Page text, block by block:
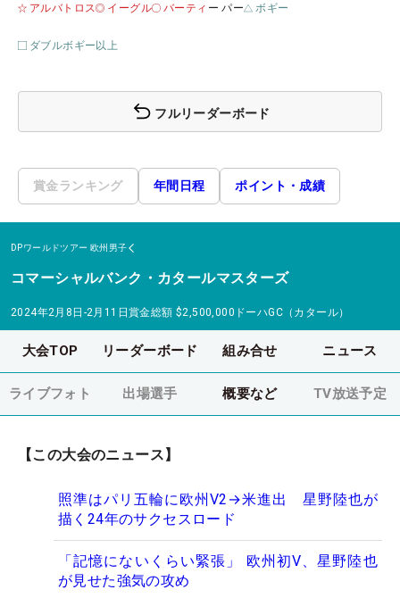
アルバトロス イーグル バーティ ー パー ボギー
ダブルボギー以上
フルリーダーボード
賞金ランキング 年間日程 ポイント・成績
DPワールドツアー 欧州男子
コマーシャルバンク・カタールマスターズ
2024年2月8日-2月11日賞金総額 $2,500,000 ドーハGC（カタール）
大会TOP リーダーボード 組み合せ ニュース
ライブフォト 出場選手 概要など TV放送予定
【この大会のニュース】
照準はパリ五輪に欧州V2→米進出 星野陸也が
描く24年のサクセスロード
「記憶にないくらい緊張」 欧州初V、星野陸也
が見せた強気の攻め